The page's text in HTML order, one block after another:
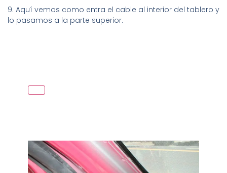
9. Aquí vemos como entra el cable al interior del tablero y
lo pasamos a la parte superior.